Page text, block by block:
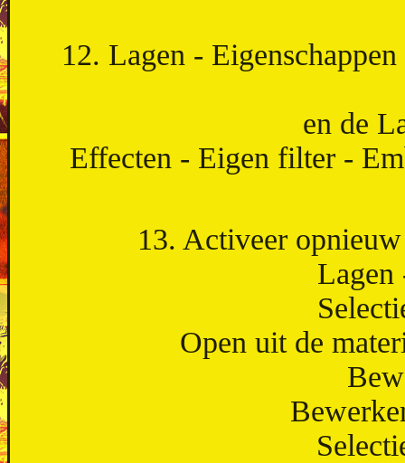
12. Lagen -
en de
Effecten - Eigen filter -
13. Activeer
Lagen
Open uit de